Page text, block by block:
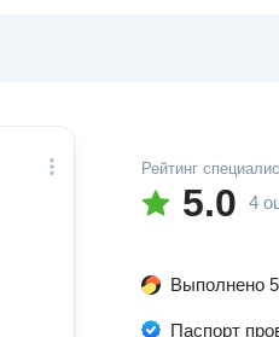
Рейтинг
5.0 4
Выполнено
Паспорт